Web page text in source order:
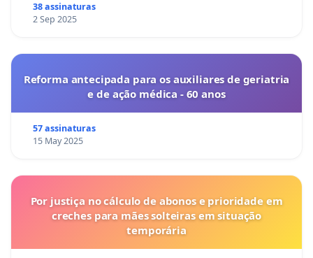
38 assinaturas
2 Sep 2025
Reforma antecipada para os auxiliares de geriatria
e de ação médica - 60 anos
57 assinaturas
15 May 2025
Por justiça no cálculo de abonos e prioridade em
creches para mães solteiras em situação
temporária